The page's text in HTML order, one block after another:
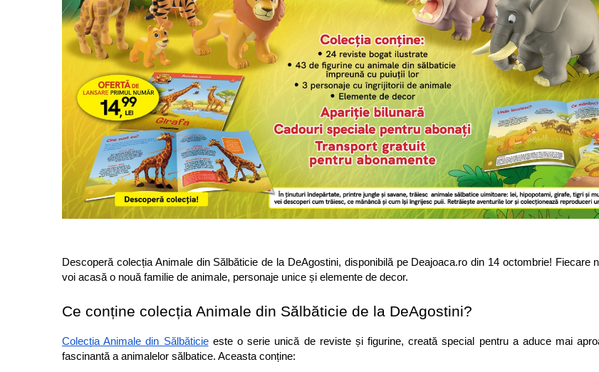
Cuburi de construit
Jocuri creative
Jocuri experimente stiintifice
Jocuri inteligenta si memorie
Jocuri dezvoltare emotionala
Jucarii din lemn
Jocuri si jucarii stiinta
Papusi Barbie
Jocuri de cooperare
Jocuri dezvoltarea imaginatiei
Jocuri geografie
Descoperă colecția Animale din Sălbăticie de la DeAgostini, disponibilă pe Deajoaca.ro din 14 octombrie! Fiecare
voi acasă o nouă familie de animale, personaje unice și elemente de decor.
Ce conține colecția Animale din Sălbăticie de la DeAgostini?
Colecția Animale din Sălbăticie este o serie unică de reviste și figurine, creată special pentru a aduce mai
fascinantă a animalelor sălbatice. Aceasta conține: